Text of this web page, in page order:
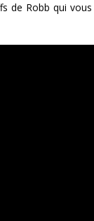
de Robb qui